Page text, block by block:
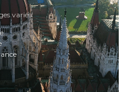
variés